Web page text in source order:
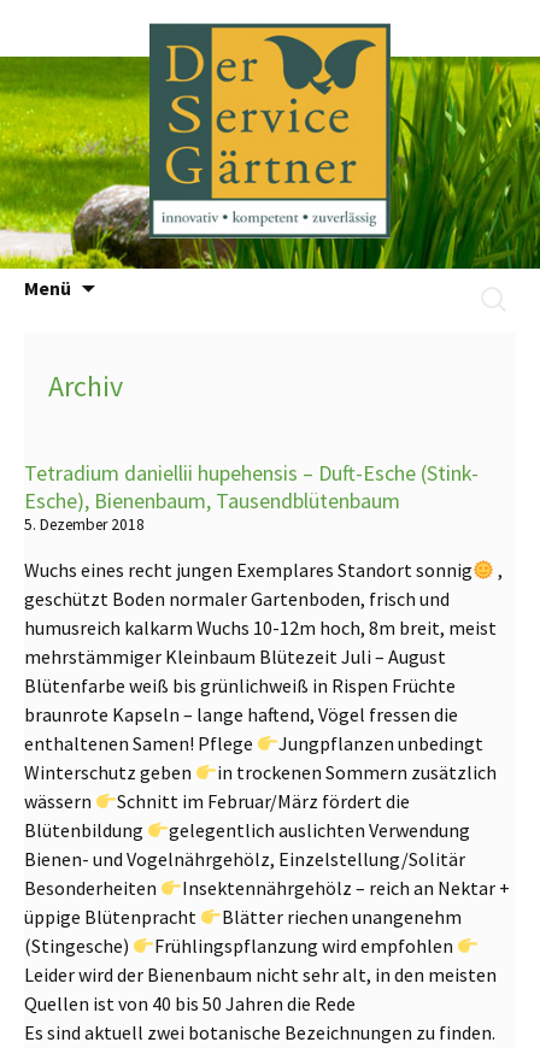
Menü
Zum
Archiv
Tetradium daniellii hupehensis – Duft-Esche (Stink-
Esche), Bienenbaum, Tausendblütenbaum
5. Dezember 2018
Wuchs eines recht jungen Exemplares Standort sonnig
,
geschützt Boden normaler Gartenboden, frisch und
humusreich kalkarm Wuchs 10-12m hoch, 8m breit, meist
mehrstämmiger Kleinbaum Blütezeit Juli – August
Blütenfarbe weiß bis grünlichweiß in Rispen Früchte
braunrote Kapseln – lange haftend, Vögel fressen die
enthaltenen Samen! Pflege
Jungpflanzen unbedingt
Winterschutz geben
in trockenen Sommern zusätzlich
wässern
Schnitt im Februar/März fördert die
Blütenbildung
gelegentlich auslichten Verwendung
Bienen- und Vogelnährgehölz, Einzelstellung/Solitär
Besonderheiten
Insektennährgehölz – reich an Nektar +
üppige Blütenpracht
Blätter riechen unangenehm
(Stingesche)
Frühlingspflanzung wird empfohlen
Leider wird der Bienenbaum nicht sehr alt, in den meisten
Quellen ist von 40 bis 50 Jahren die Rede
Es sind aktuell zwei botanische Bezeichnungen zu finden.